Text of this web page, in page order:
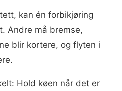
kan én forbikjøring
Andre må bremse,
blir kortere, og flyten i
Hold køen når det er